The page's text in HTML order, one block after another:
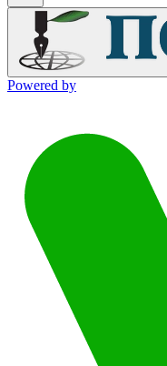
Powered by